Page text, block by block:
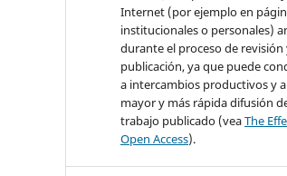
Internet (por ejemplo en
institucionales o personales)
durante el proceso de revisión
publicación, ya que puede
a intercambios productivos y
mayor y más rápida difusión
trabajo publicado (veaThe
Open Access).